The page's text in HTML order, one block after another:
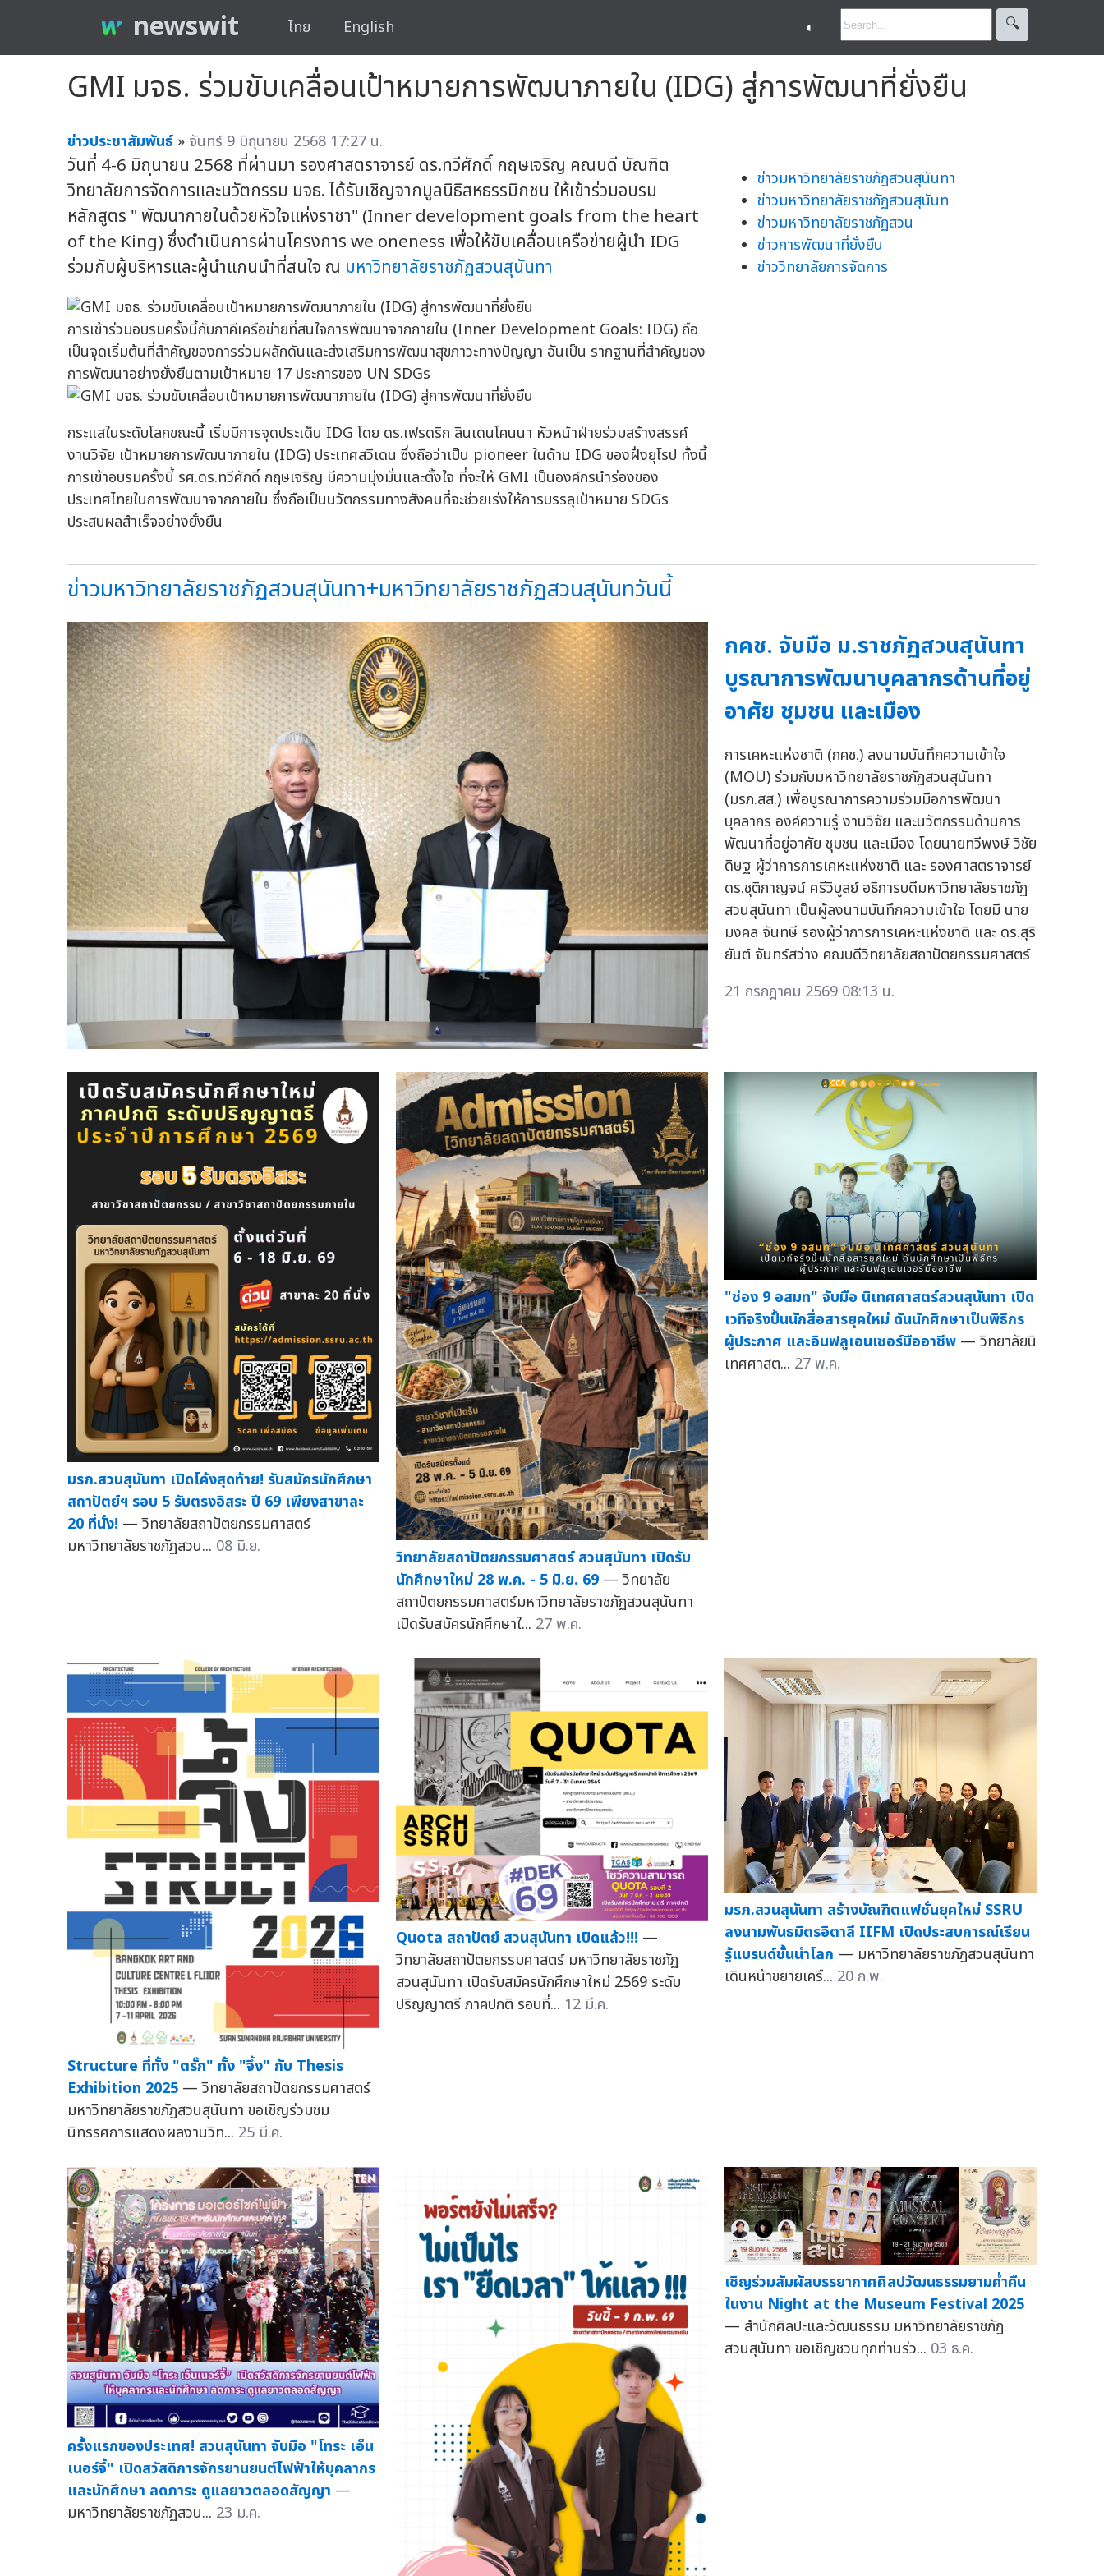
newswit ไทย English ◐ 🔍︎
GMI มจธ. ร่วมขับเคลื่อนเป้าหมายการพัฒนาภายใน (IDG) สู่การพัฒนาที่ยั่งยืน
ข่าวประชาสัมพันธ์ » จันทร์ 9 มิถุนายน 2568 17:27 น.
วันที่ 4-6 มิถุนายน 2568 ที่ผ่านมา รองศาสตราจารย์ ดร.ทวีศักดิ์ กฤษเจริญ คณบดี บัณฑิต
วิทยาลัยการจัดการและนวัตกรรม มจธ. ได้รับเชิญจากมูลนิธิสหธรรมิกชน ให้เข้าร่วมอบรม
หลักสูตร " พัฒนาภายในด้วยหัวใจแห่งราชา" (Inner development goals from the heart
of the King) ซึ่งดำเนินการผ่านโครงการ we oneness เพื่อให้ขับเคลื่อนเครือข่ายผู้นำ IDG
ร่วมกับผู้บริหารและผู้นำแกนนำที่สนใจ ณ มหาวิทยาลัยราชภัฏสวนสุนันทา
การเข้าร่วมอบรมครั้งนี้กับภาคีเครือข่ายที่สนใจการพัฒนาจากภายใน (Inner Development Goals: IDG) ถือ
เป็นจุดเริ่มต้นที่สำคัญของการร่วมผลักดันและส่งเสริมการพัฒนาสุขภาวะทางปัญญา อันเป็น รากฐานที่สำคัญของ
การพัฒนาอย่างยั่งยืนตามเป้าหมาย 17 ประการของ UN SDGs
กระแสในระดับโลกขณะนี้ เริ่มมีการจุดประเด็น IDG โดย ดร.เฟรดริก ลินเดนโคนนา หัวหน้าฝ่ายร่วมสร้างสรรค์
งานวิจัย เป้าหมายการพัฒนาภายใน (IDG) ประเทศสวีเดน ซึ่งถือว่าเป็น pioneer ในด้าน IDG ของฝั่งยุโรป ทั้งนี้
การเข้าอบรมครั้งนี้ รศ.ดร.ทวีศักดิ์ กฤษเจริญ มีความมุ่งมั่นและตั้งใจ ที่จะให้ GMI เป็นองค์กรนำร่องของ
ประเทศไทยในการพัฒนาจากภายใน ซึ่งถือเป็นนวัตกรรมทางสังคมที่จะช่วยเร่งให้การบรรลุเป้าหมาย SDGs
ประสบผลสำเร็จอย่างยั่งยืน
ข่าวมหาวิทยาลัยราชภัฏสวนสุนันทา
ข่าวมหาวิทยาลัยราชภัฏสวนสุนันท
ข่าวมหาวิทยาลัยราชภัฏสวน
ข่าวการพัฒนาที่ยั่งยืน
ข่าววิทยาลัยการจัดการ
ข่าวมหาวิทยาลัยราชภัฏสวนสุนันทา+มหาวิทยาลัยราชภัฏสวนสุนันทวันนี้
กคช. จับมือ ม.ราชภัฏสวนสุนันทา
บูรณาการพัฒนาบุคลากรด้านที่อยู่
อาศัย ชุมชน และเมือง
การเคหะแห่งชาติ (กคช.) ลงนามบันทึกความเข้าใจ
(MOU) ร่วมกับมหาวิทยาลัยราชภัฏสวนสุนันทา
(มรภ.สส.) เพื่อบูรณาการความร่วมมือการพัฒนา
บุคลากร องค์ความรู้ งานวิจัย และนวัตกรรมด้านการ
พัฒนาที่อยู่อาศัย ชุมชน และเมือง โดยนายทวีพงษ์ วิชัย
ดิษฐ ผู้ว่าการการเคหะแห่งชาติ และ รองศาสตราจารย์
ดร.ชุติกาญจน์ ศรีวิบูลย์ อธิการบดีมหาวิทยาลัยราชภัฏ
สวนสุนันทา เป็นผู้ลงนามบันทึกความเข้าใจ โดยมี นาย
มงคล จันทษี รองผู้ว่าการการเคหะแห่งชาติ และ ดร.สุริ
ยันต์ จันทร์สว่าง คณบดีวิทยาลัยสถาปัตยกรรมศาสตร์
21 กรกฎาคม 2569 08:13 น.
มรภ.สวนสุนันทา เปิดโค้งสุดท้าย! รับสมัครนักศึกษา
สถาปัตย์ฯ รอบ 5 รับตรงอิสระ ปี 69 เพียงสาขาละ
20 ที่นั่ง! — วิทยาลัยสถาปัตยกรรมศาสตร์
มหาวิทยาลัยราชภัฏสวน... 08 มิ.ย.
วิทยาลัยสถาปัตยกรรมศาสตร์ สวนสุนันทา เปิดรับ
นักศึกษาใหม่ 28 พ.ค. - 5 มิ.ย. 69 — วิทยาลัย
สถาปัตยกรรมศาสตร์มหาวิทยาลัยราชภัฏสวนสุนันทา
เปิดรับสมัครนักศึกษาใ... 27 พ.ค.
"ช่อง 9 อสมท" จับมือ นิเทศศาสตร์สวนสุนันทา เปิด
เวทีจริงปั้นนักสื่อสารยุคใหม่ ดันนักศึกษาเป็นพิธีกร
ผู้ประกาศ และอินฟลูเอนเซอร์มืออาชีพ — วิทยาลัยนิ
เทศศาสต... 27 พ.ค.
Structure ที่ทั้ง "ตรั๊ก" ทั้ง "จึ้ง" กับ Thesis
Exhibition 2025 — วิทยาลัยสถาปัตยกรรมศาสตร์
มหาวิทยาลัยราชภัฏสวนสุนันทา ขอเชิญร่วมชม
นิทรรศการแสดงผลงานวิท... 25 มี.ค.
Quota สถาปัตย์ สวนสุนันทา เปิดแล้ว!!! —
วิทยาลัยสถาปัตยกรรมศาสตร์ มหาวิทยาลัยราชภัฏ
สวนสุนันทา เปิดรับสมัครนักศึกษาใหม่ 2569 ระดับ
ปริญญาตรี ภาคปกติ รอบที่... 12 มี.ค.
มรภ.สวนสุนันทา สร้างบัณฑิตแฟชั่นยุคใหม่ SSRU
ลงนามพันธมิตรอิตาลี IIFM เปิดประสบการณ์เรียน
รู้แบรนด์ชั้นนำโลก — มหาวิทยาลัยราชภัฏสวนสุนันทา
เดินหน้าขยายเครื... 20 ก.พ.
ครั้งแรกของประเทศ! สวนสุนันทา จับมือ "โทระ เอ็น
เนอร์จี้" เปิดสวัสดิการจักรยานยนต์ไฟฟ้าให้บุคลากร
และนักศึกษา ลดภาระ ดูแลยาวตลอดสัญญา —
มหาวิทยาลัยราชภัฏสวน... 23 ม.ค.
เชิญร่วมสัมผัสบรรยากาศศิลปวัฒนธรรมยามค่ำคืน
ในงาน Night at the Museum Festival 2025
— สำนักศิลปะและวัฒนธรรม มหาวิทยาลัยราชภัฏ
สวนสุนันทา ขอเชิญชวนทุกท่านร่ว... 03 ธ.ค.